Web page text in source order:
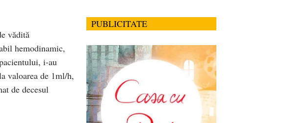
vădită
hemodinamic,
i-au
valoarea de 1ml/h,
de decesul
PUBLICITATE